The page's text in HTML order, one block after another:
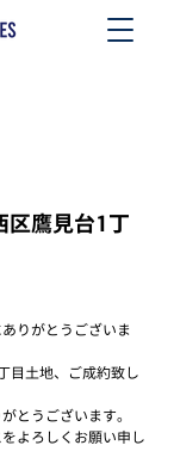
区鷹見台1丁
りがとうございま
目土地、ご成約致し
とうございます。
よろしくお願い申し